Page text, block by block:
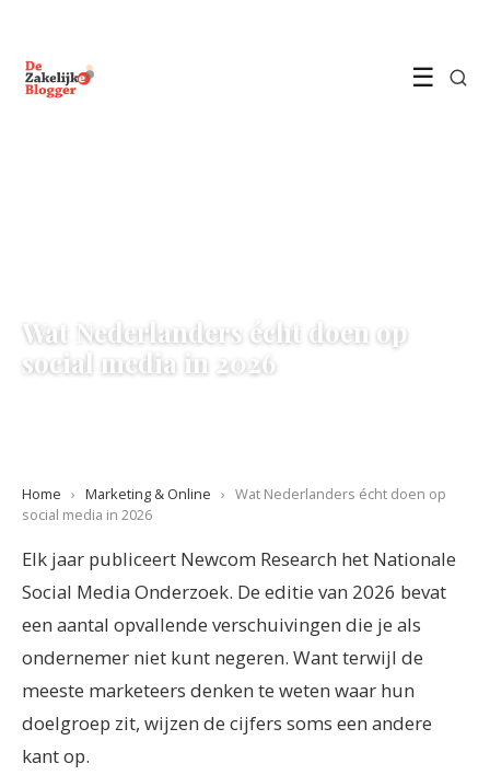
☰
Wat Nederlanders écht doen op
social media in 2026
Home › Marketing & Online › Wat Nederlanders écht doen op
social media in 2026
Elk jaar publiceert Newcom Research het Nationale
Social Media Onderzoek. De editie van 2026 bevat
een aantal opvallende verschuivingen die je als
ondernemer niet kunt negeren. Want terwijl de
meeste marketeers denken te weten waar hun
doelgroep zit, wijzen de cijfers soms een andere
kant op.